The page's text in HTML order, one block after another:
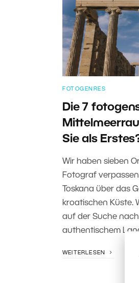
FOTOGENRES
Die 7
Sie als
Wir haben sieben
Fotograf
Toskana über das
kroatischen Küste.
auf der Suche
authentischem
WEITERLESEN